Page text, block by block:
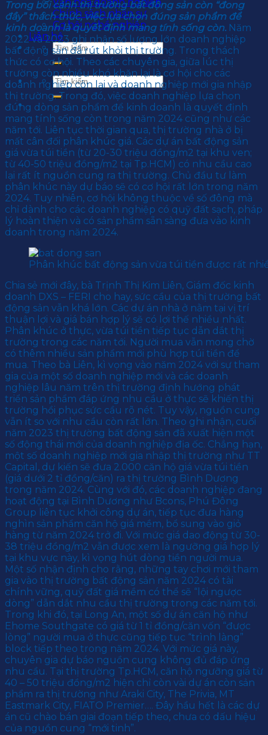
Chính sách nhân sự
Cơ hội nghề nghiệp
Liên hệ
Trong bối cảnh thị trường bất động sản còn “đong
đầy” thách thức, việc lựa chọn đúng sản phẩm để
kinh doanh là quyết định mang tính sống còn.Năm
2022 và 2023 ghi nhận số lượng lớn doanh nghiệp
bất động sản đã rút khỏi thị trường. Trong thách
thức có cơ hội. Theo các chuyên gia, giữa lúc thị
trường còn nhiều khó khăn lại là cơ hội cho các
doanh nghiệp còn lại và doanh nghiệp mới gia nhập
thị trường. Trong đó, việc doanh nghiệp lựa chọn
đúng dòng sản phẩm để kinh doanh là quyết định
mang tính sống còn trong năm 2024 cũng như các
năm tới. Liên tục thời gian qua, thị trường nhà ở bị
mất cân đối phân khúc giá. Các dự án bất động sản
giá vừa túi tiền (từ 20-30 triệu đồng/m2 tại khu ven;
từ 40-50 triệu đồng/m2 tại Tp.HCM) có nhu cầu cao
lại rất ít nguồn cung ra thị trường. Chủ đầu tư làm
phân khúc này dự báo sẽ có cơ hội rất lớn trong năm
2024. Tuy nhiên, cơ hội không thuộc về số đông mà
chỉ dành cho các doanh nghiệp có quỹ đất sạch, pháp
lý hoàn thiện và có sản phẩm sẵn sàng đưa vào kinh
doanh trong năm 2024.
Phân khúc bất động sản vừa túi tiền được rất
Chia sẻ mới đây, bà Trịnh Thị Kim Liên, Giám đốc kinh
doanh DXS – FERI cho hay, sức cầu của thị trường bất
động sản vẫn khá lớn. Các dự án nhà ở nằm tại vị trí
thuận lợi và giá bán hợp lý sẽ có lợi thế nhiều nhất.
Phân khúc ở thực, vừa túi tiền tiếp tục dẫn dắt thị
trường trong các năm tới. Người mua vẫn mong chờ
có thêm nhiều sản phẩm mới phù hợp túi tiền để
mua. Theo bà Liên, kì vọng vào năm 2024 với sự tham
gia của một số doanh nghiệp mới và các doanh
nghiệp lâu năm trên thị trường định hướng phát
triển sản phẩm đáp ứng nhu cầu ở thực sẽ khiến thị
trường hồi phục sức cầu rõ nét. Tuy vậy, nguồn cung
vẫn ít so với nhu cầu còn rất lớn. Theo ghi nhận, cuối
năm 2023 thị trường bất động sản đã xuất hiện một
số động thái mới của doanh nghiệp địa ốc. Chẳng hạn,
một số doanh nghiệp mới gia nhập thị trường như TT
Capital, dự kiến sẽ đưa 2.000 căn hộ giá vừa túi tiền
(giá dưới 2 tỉ đồng/căn) ra thị trường Bình Dương
trong năm 2024. Cùng với đó, các doanh nghiệp đang
hoạt động tại Bình Dương như Bcons, Phú Đông
Group liên tục khởi công dự án, tiếp tục đưa hàng
nghìn sản phẩm căn hộ giá mềm, bổ sung vào giỏ
hàng từ năm 2024 trở đi. Với mức giá dao động từ 30-
38 triệu đồng/m2 vẫn được xem là ngưỡng giá hợp lý
tại khu vực này, kì vọng hút dòng tiền người mua.
Một số nhận định cho rằng, những tay chơi mới tham
gia vào thị trường bất động sản năm 2024 có tài
chính vững, quỹ đất giá mềm có thể sẽ “lội ngược
dòng” dẫn dắt nhu cầu thị trường trong các năm tới.
Trong khi đó, tại Long An, một số dự án căn hộ như
Ehome Southgate có giá từ 1 tỉ đồng/căn vốn “được
lòng” người mua ở thực cũng tiếp tục “trình làng”
block tiếp theo trong năm 2024. Với mức giá này,
chuyên gia dự báo nguồn cung không đủ đáp ứng
nhu cầu. Tại thị trường Tp.HCM, căn hộ ngưỡng giá từ
40 – 50 triệu đồng/m2 hiện chỉ còn vài dự án còn sản
phẩm ra thị trường như Araki City, The Privia, MT
Eastmark City, FIATO Premier…. Đây hầu hết là các dự
án cũ chào bán giai đoạn tiếp theo, chưa có dấu hiệu
của nguồn cung “mới tinh”.